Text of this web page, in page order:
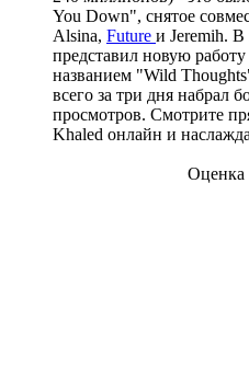
You Down", снятое
Alsina, Future и Jeremih. В
представил новую
названием "Wild
всего за три дня набрал
просмотров. Смотрите
Khaled онлайн и
Оценка